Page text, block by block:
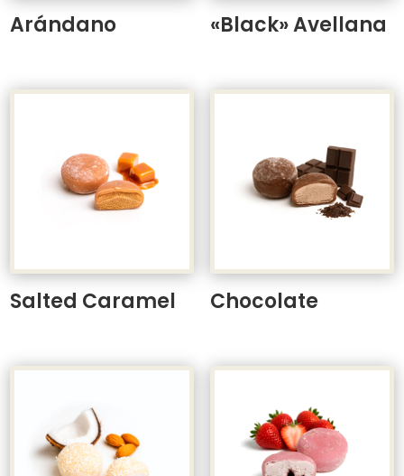
Arándano «Black» Avellana
Salted Caramel Chocolate